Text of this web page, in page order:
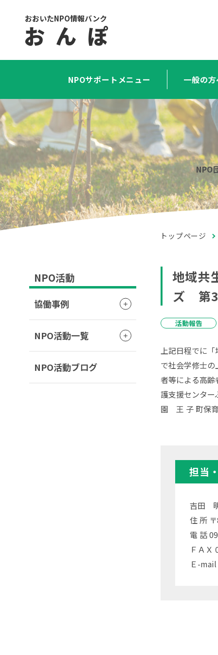
おおいたNPO情報バンク
お ん ぽ
NPOサポートメニュー 一般の
NPO
トップページ
地域共
ズ 第
活動報告
上記日程でに
で社会学修士
者等による高
護支援センタ
園 王 子 町保
担当
吉田
住 所
電 話
ＦＡＸ
Ｅ-
NPO活動
協働事例
NPO活動一覧
NPO活動ブログ